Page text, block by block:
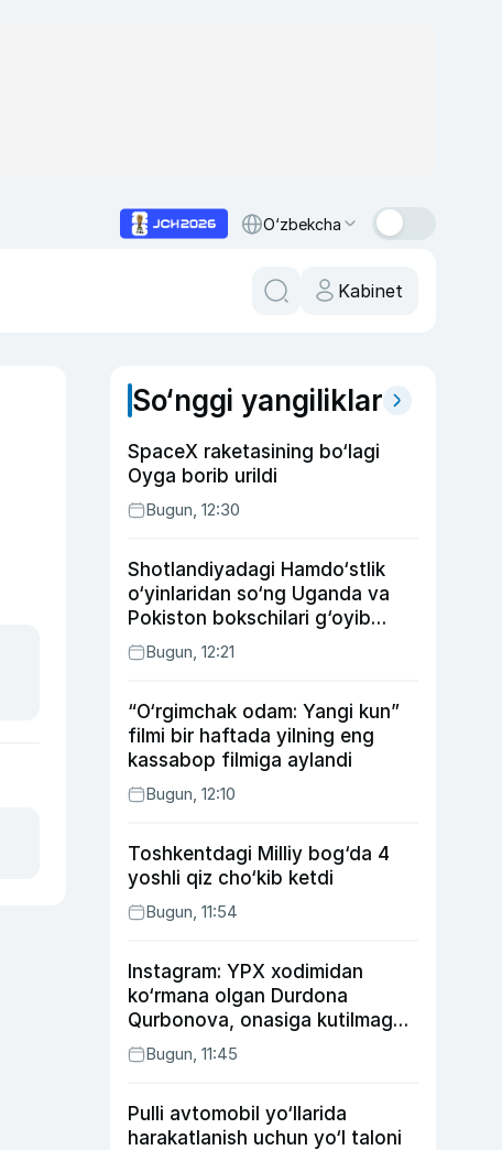
O‘zbekcha
Kabinet
So‘nggi yangiliklar
SpaceX raketasining bo‘lagi
Oyga borib urildi
Bugun, 12:30
Shotlandiyadagi Hamdo‘stlik
o‘yinlaridan so‘ng Uganda va
Pokiston bokschilari g‘oyib
bo‘ldiBugun, 12:21
“O‘rgimchak odam: Yangi kun”
filmi bir haftada yilning eng
kassabop filmiga aylandi
Bugun, 12:10
Toshkentdagi Milliy bog‘da 4
yoshli qiz cho‘kib ketdi
Bugun, 11:54
Instagram: YPX xodimidan
ko‘rmana olgan Durdona
Qurbonova, onasiga kutilmagan
sovg‘a tayyorlagan Umid vines,
xonanda Rayhon nimadan xafa?
Bugun, 11:45
Pulli avtomobil yo‘llarida
harakatlanish uchun yo‘l taloni